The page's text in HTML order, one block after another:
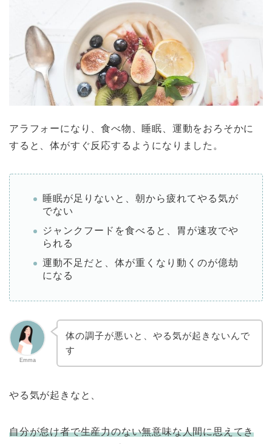
アラフォーになり、食べ物、睡眠、運動をおろそかに
すると、体がすぐ反応するようになりました。
睡眠が足りないと、朝から疲れてやる気が
でない
ジャンクフードを食べると、胃が速攻でや
られる
運動不足だと、体が重くなり動くのが億劫
になる
Emma
体の調子が悪いと、やる気が起きないんで
す
やる気が起きなと、
自分が怠け者で生産力のない無意味な人間に思えてき